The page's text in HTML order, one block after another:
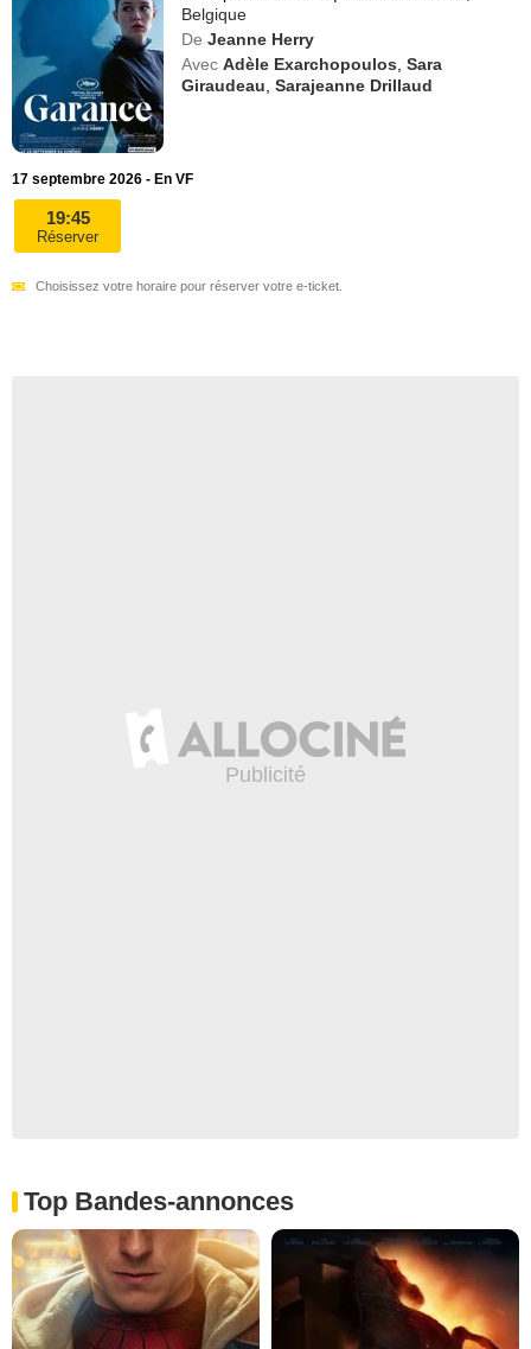
Belgique
De Jeanne Herry
Avec Adèle Exarchopoulos ,Sara
Giraudeau ,Sarajeanne Drillaud
17 septembre 2026 - En VF
19:45
Réserver
Choisissez votre horaire pour réserver votre e-ticket.
Top Bandes-annonces